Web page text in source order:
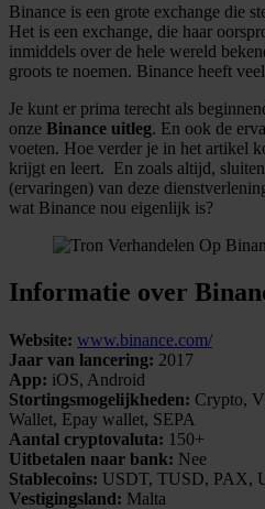
Binance is een grote exchange die
Het is een exchange, die haar
inmiddels over de hele wereld
groots te noemen. Binance heeft
Je kunt er prima terecht als
onze Binance uitleg. En ook de
voeten. Hoe verder je in het artikel
krijgt en leert. En zoals altijd,
(ervaringen) van deze
wat Binance nou eigenlijk is?
Informatie over
Website: www.binance.com/
Jaar van lancering: 2017
App: iOS, Android
Stortingsmogelijkheden: Crypto,
Wallet, Epay wallet, SEPA
Aantal cryptovaluta: 150+
Uitbetalen naar bank: Nee
Stablecoins: USDT, TUSD, PAX,
Vestigingsland: Malta